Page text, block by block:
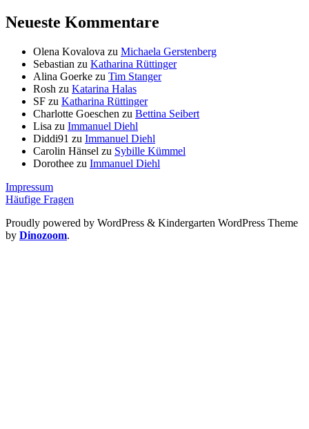
Neueste Kommentare
Olena Kovalova zu Michaela Gerstenberg
Sebastian zu Katharina Rüttinger
Alina Goerke zu Tim Stanger
Rosh zu Katarina Halas
SF zu Katharina Rüttinger
Charlotte Goeschen zu Bettina Seibert
Lisa zu Immanuel Diehl
Diddi91 zu Immanuel Diehl
Carolin Hänsel zu Sybille Kümmel
Dorothee zu Immanuel Diehl
Impressum
Häufige Fragen
Proudly powered by WordPress & Kindergarten WordPress Theme
by Dinozoom.